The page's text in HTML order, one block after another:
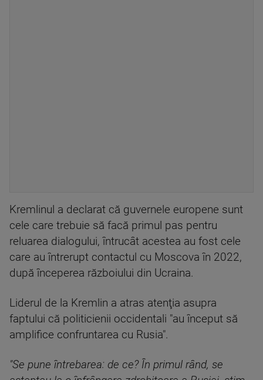
Kremlinul a declarat că guvernele europene sunt
cele care trebuie să facă primul pas pentru
reluarea dialogului, întrucât acestea au fost cele
care au întrerupt contactul cu Moscova în 2022,
după începerea războiului din Ucraina.
Liderul de la Kremlin a atras atenţia asupra
faptului că politicienii occidentali "au început să
amplifice confruntarea cu Rusia".
"Se pune întrebarea: de ce? În primul rând, se